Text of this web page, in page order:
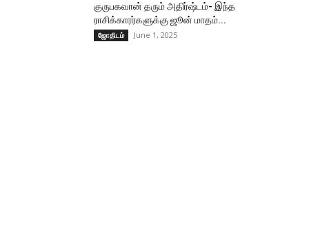
குருபகவான் தரும் அதிர்ஷ்டம்- இந்த
ராசிக்காரர்களுக்கு ஜூன் மாதம்...
ஜோதிடம் June 1, 2025